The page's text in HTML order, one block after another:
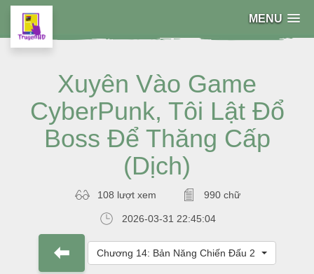
MENU
Xuyên Vào Game
CyberPunk, Tôi Lật Đổ
Boss Để Thăng Cấp
(Dịch)
108 lượt xem 990 chữ
2026-03-31 22:45:04
Chương 14: Bản Năng Chiến Đấu 2